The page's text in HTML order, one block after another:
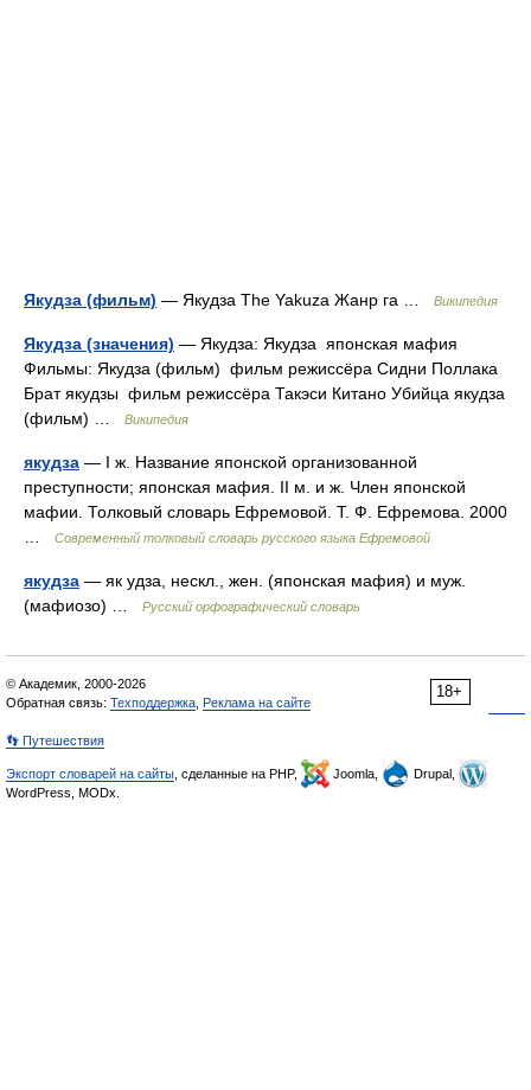
Якудза (фильм) — Якудза The Yakuza Жанр га … Википедия
Якудза (значения) — Якудза: Якудза японская мафия
Фильмы: Якудза (фильм) фильм режиссёра Сидни Поллака
Брат якудзы фильм режиссёра Такэси Китано Убийца якудза
(фильм) …
Википедия
якудза — I ж. Название японской организованной
преступности; японская мафия. II м. и ж. Член японской
мафии. Толковый словарь Ефремовой. Т. Ф. Ефремова. 2000
Современный толковый словарь русского языка Ефремовой
якудза — як удза, нескл., жен. (японская мафия) и муж.
(мафиозо) …
Русский орфографический словарь
18+
© Академик, 2000-2026
Обратная связь: Техподдержка Реклама на сайте
👣 Путешествия
Экспорт словарей на сайты , сделанные на PHP, Joomla,
Drupal,
WordPress, MODx.